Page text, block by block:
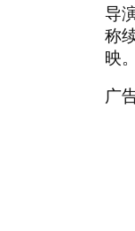
导
称
映。
广